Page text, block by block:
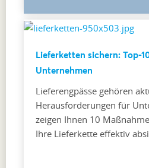
Lieferketten sichern: Top-
Unternehmen
Lieferengpässe gehören
Herausforderungen für
zeigen Ihnen 10
Ihre Lieferkette effektiv